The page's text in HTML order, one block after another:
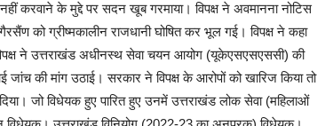
करवाने के मुद्दे पर सदन खूब गरमाया। विपक्ष ने अवमानना नोटिस
को ग्रीष्मकालीन राजधानी घोषित कर भूल गई। विपक्ष ने कहा
ने उत्तराखंड अधीनस्थ सेवा चयन आयोग (यूकेएसएसएससी) की
जांच की मांग उठाई। सरकार ने विपक्ष के आरोपों को खारिज किया तो
जो विधेयक हुए पारित हुए उनमें उत्तराखंड लोक सेवा (महिलाओं